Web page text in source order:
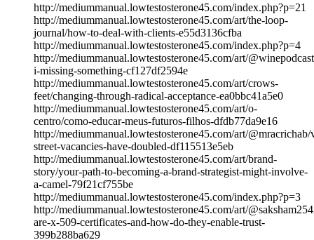
http://mediummanual.lowtestosterone45.com/index.php?p=21
http://mediummanual.lowtestosterone45.com/art/the-loop-
journal/how-to-deal-with-clients-e55d3136cfba
http://mediummanual.lowtestosterone45.com/index.php?p=4
http://mediummanual.lowtestosterone45.com/art/
i-missing-something-cf127df2594e
http://mediummanual.lowtestosterone45.com/art/crows-
feet/changing-through-radical-acceptance-ea0bbc41a5e0
http://mediummanual.lowtestosterone45.com/art/o-
centro/como-educar-meus-futuros-filhos-dfdb77da9e16
http://mediummanual.lowtestosterone45.com/art/
street-vacancies-have-doubled-df115513e5eb
http://mediummanual.lowtestosterone45.com/art/brand-
story/your-path-to-becoming-a-brand-strategist-might-involve-
a-camel-79f21cf755be
http://mediummanual.lowtestosterone45.com/index.php?p=3
http://mediummanual.lowtestosterone45.com/art/
are-x-509-certificates-and-how-do-they-enable-trust-
399b288ba629